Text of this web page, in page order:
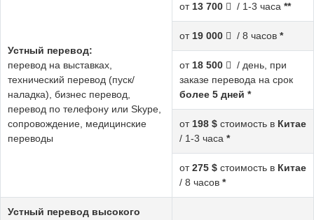
Устный перевод:
перевод на выставках,
технический перевод (пуск/
наладка), бизнес перевод,
перевод по телефону или Skype,
сопровождение, медицинские
переводы
от 13 700 / 1-3 часа **
от 19 000 / 8 часов *
от 18 500
/ день, при
заказе перевода на срок
более 5 дней *
от 198 $ стоимость в Китае
/ 1-3 часа *
от275 $ стоимость в Китае
/ 8 часов *
Устный перевод высокого